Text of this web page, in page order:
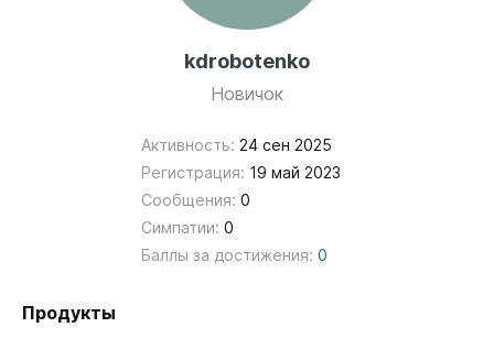
kdrobotenko
Новичок
Активность: 24 сен 2025
Регистрация: 19 май 2023
Сообщения: 0
Симпатии: 0
Баллы за достижения: 0
Продукты